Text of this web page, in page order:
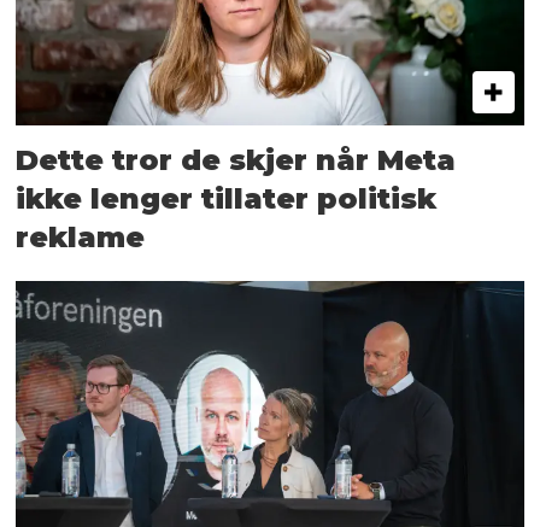
Dette tror de skjer når Meta
ikke lenger tillater politisk
reklame